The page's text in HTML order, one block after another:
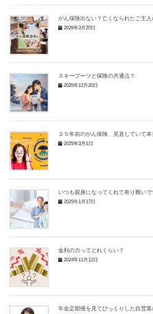
がん保険出ない？亡くなられたご主
2026年3月20日
スキーブーツと保険の共通点？
2025年12月20日
２５年前のがん保険、見直していて本
2025年3月1日
いつも親身になってくれて有り難いで
2025年1月17日
金利の力ってどれくらい？
2024年11月12日
年金定期便を見てびっくりした自営